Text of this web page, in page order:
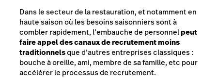
Dans le secteur de la restauration, et notamment en
haute saison où les besoins saisonniers sont à
combler rapidement, l’embauche de personnelpeut
faire appel des canaux de recrutement moins
traditionnelsque d’autres entreprises classiques :
bouche à oreille, ami, membre de sa famille, etc pour
accélérer le processus de recrutement.